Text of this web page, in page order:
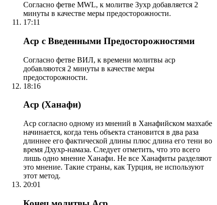
Согласно фетве MWL, к молитве Зухр добавляется 2
минуты в качестве меры предосторожности.
17:11
Аср с Введенными Предосторожностями
Согласно фетве ВИЛ, к времени молитвы аср
добавляются 2 минуты в качестве меры
предосторожности.
18:16
Аср (Ханафи)
Аср согласно одному из мнений в Ханафийском мазхабе
начинается, когда тень объекта становится в два раза
длиннее его фактической длины плюс длина его тени во
время Дхухр-намаза. Следует отметить, что это всего
лишь одно мнение Ханафи. Не все Ханафиты разделяют
это мнение. Такие страны, как Турция, не используют
этот метод.
20:01